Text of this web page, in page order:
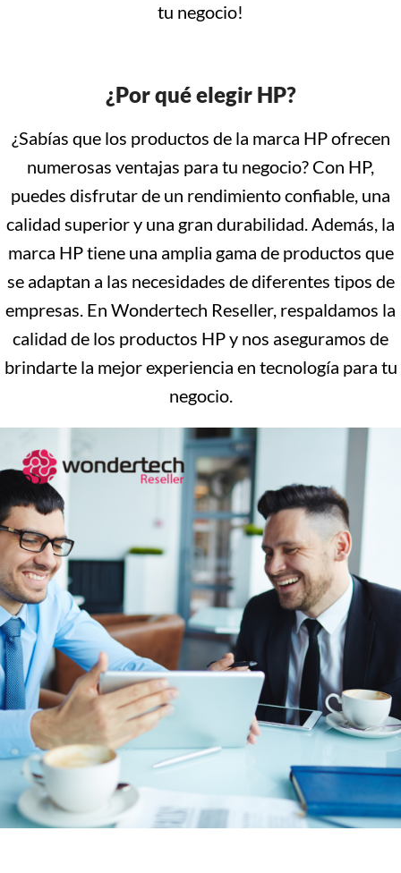
tu negocio!
¿Por qué elegir HP?
¿Sabías que los productos de la marca HP ofrecen
numerosas ventajas para tu negocio? Con HP,
puedes disfrutar de un rendimiento confiable, una
calidad superior y una gran durabilidad. Además, la
marca HP tiene una amplia gama de productos que
se adaptan a las necesidades de diferentes tipos de
empresas. En Wondertech Reseller, respaldamos la
calidad de los productos HP y nos aseguramos de
brindarte la mejor experiencia en tecnología para tu
negocio.